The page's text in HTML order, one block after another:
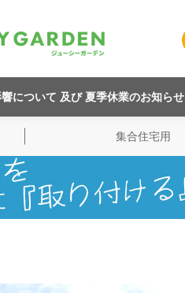
について 及び 夏季休業のお知らせ
集合住宅用